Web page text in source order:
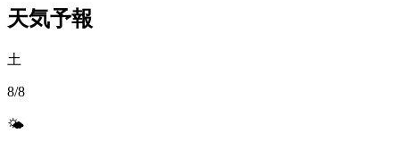
天気予報
土
8/8
🌤️